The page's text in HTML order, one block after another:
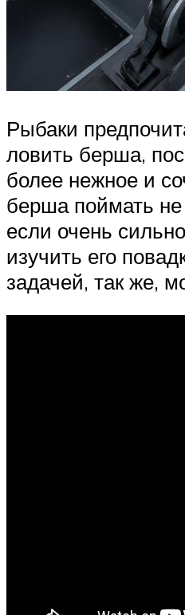
Рыбаки
ловить берша,
более нежное и
берша поймать не
если очень
изучить его
задачей, так же,